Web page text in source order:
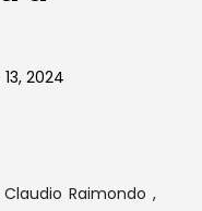
2024
Raimondo ,